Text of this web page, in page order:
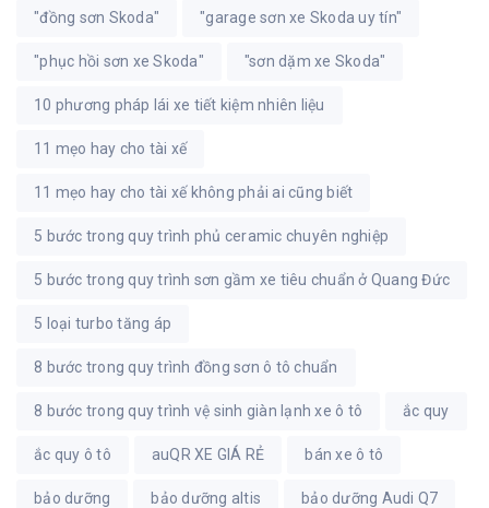
"đồng sơn Skoda" "garage sơn xe Skoda uy tín"
"phục hồi sơn xe Skoda" "sơn dặm xe Skoda"
10 phương pháp lái xe tiết kiệm nhiên liệu
11 mẹo hay cho tài xế
11 mẹo hay cho tài xế không phải ai cũng biết
5 bước trong quy trình phủ ceramic chuyên nghiệp
5 bước trong quy trình sơn gầm xe tiêu chuẩn ở Quang Đức
5 loại turbo tăng áp
8 bước trong quy trình đồng sơn ô tô chuẩn
8 bước trong quy trình vệ sinh giàn lạnh xe ô tô ắc quy
ắc quy ô tô auQR XE GIÁ RẺ bán xe ô tô
bảo dưỡng bảo dưỡng altis bảo dưỡng Audi Q7